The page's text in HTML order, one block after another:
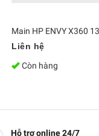
Liên hệ
Còn hàng
Hỗ trợ online 24/7